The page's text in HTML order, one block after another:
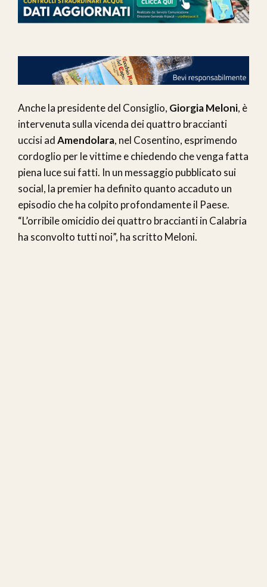
Anche la presidente del Consiglio, Giorgia Meloni, è
intervenuta sulla vicenda dei quattro braccianti
uccisi adAmendolara, nel Cosentino, esprimendo
cordoglio per le vittime e chiedendo che venga fatta
piena luce sui fatti. In un messaggio pubblicato sui
social, la premier ha definito quanto accaduto un
episodio che ha colpito profondamente il Paese.
“L’orribile omicidio dei quattro braccianti in Calabria
ha sconvolto tutti noi”, ha scritto Meloni.